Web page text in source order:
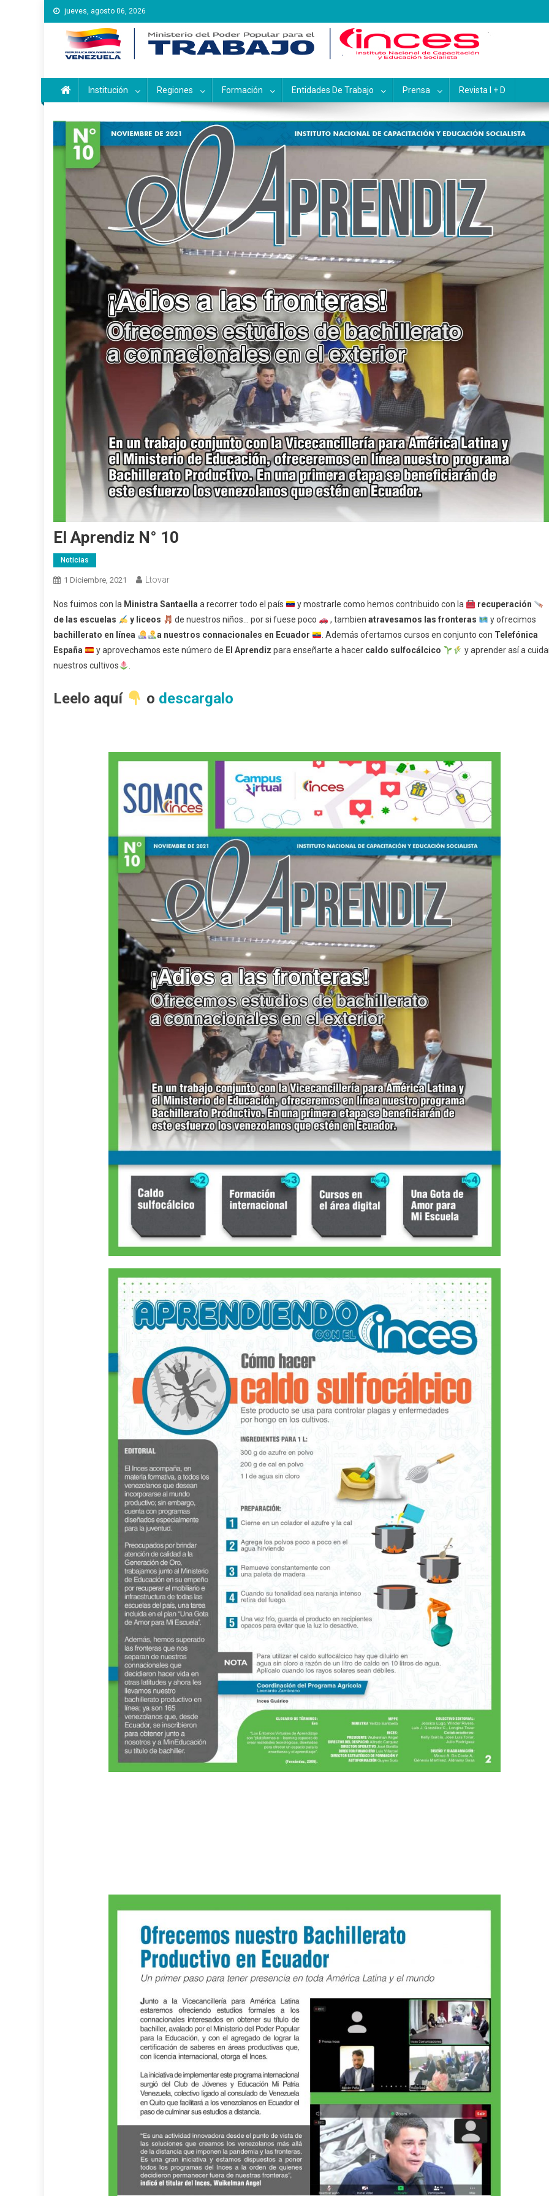
Saltar
al
contenido
jueves, agosto 06, 2026
Instituto Nacional de Capacitación y Educación
Inces
Institución Regiones Formación Entidades De Trabajo Prensa Revista I + D
El Aprendiz N° 10
Noticias
1 Diciembre, 2021 Ltovar
Nos fuimos con la Ministra Santaellaa recorrer todo el país y mostrarle como hemos contribuido con la
recuperación
de las escuelas
y liceos de nuestros niños… por si fuese poco , tambien atravesamos las fronteras
y ofrecimos
bachillerato en línea
a nuestros connacionales en Ecuador . Además ofertamos cursos en conjunto con Telefónica
España
y aprovechamos este número de El Aprendiz para enseñarte a hacer caldo sulfocálcico
y aprender así a
nuestros cultivos
.
Leelo aquí o descargalo